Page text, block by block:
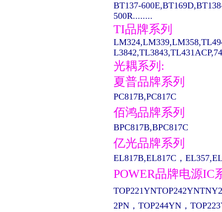
BT137-
500R........
TI品牌系列
光耦系列:
夏普品牌系列
PC817B,PC817C
佰鸿品牌系列
BPC817B,BPC817C
亿光品牌系列
EL817B,EL817C，
POWER品牌电源IC
2PN，TOP244YN，